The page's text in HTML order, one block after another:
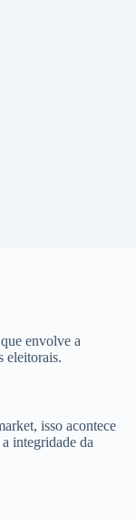
envolve a
eleitorais.
isso acontece
integridade da